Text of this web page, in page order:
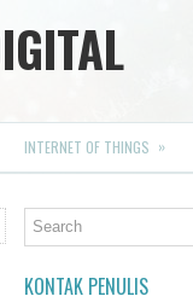
INTERNET OF THINGS »
KONTAK PENULIS